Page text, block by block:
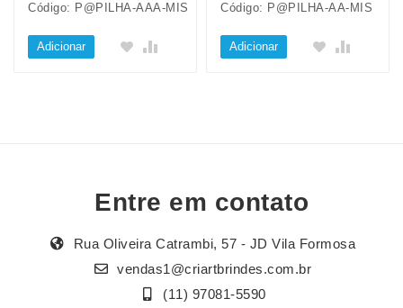
Código: P@PILHA-AAA-MIS
Adicionar
Código: P@PILHA-AA-MIS
Adicionar
Entre em contato
Rua Oliveira Catrambi, 57 - JD Vila Formosa
vendas1@criartbrindes.com.br
(11) 97081-5590